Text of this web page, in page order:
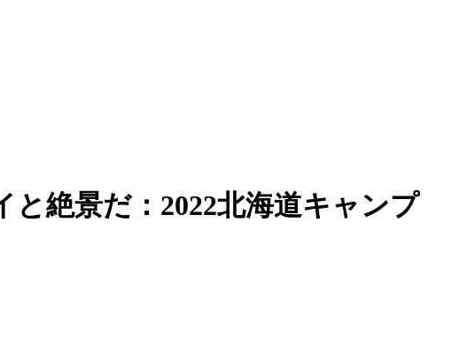
絶景だ：2022北海道キャンプ